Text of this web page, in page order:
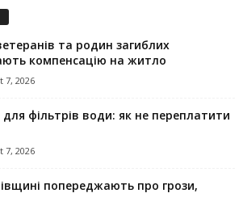
та родин загиблих
компенсацію на житло
7, 2026
фільтрів води: як не переплатити
7, 2026
попереджають про грози,